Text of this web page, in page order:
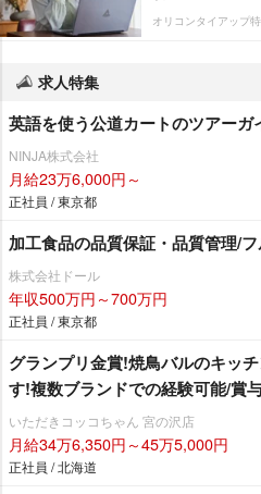
オリコンタイアップ
求人特集
英語を使う公道カートのツアーガ
NINJA株式会社
月給23万6,000円～
正社員 / 東京都
加工食品の品質保証・品質管理/
株式会社ドール
年収500万円～700万円
正社員 / 東京都
グランプリ金賞!焼鳥バルのキッ
す!複数ブランドでの経験可能/賞
いただきコッコちゃん 宮の沢店
月給34万6,350円～45万5,000円
正社員 / 北海道